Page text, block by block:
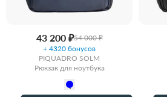
43 200 ₽54 000 ₽
+ 4320 бонусов
PIQUADRO SOLM
Рюкзак для ноутбука